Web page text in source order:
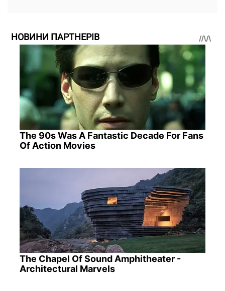
НОВИНИ ПАРТНЕРІВ
The 90s Was A Fantastic Decade For Fans
Of Action Movies
The Chapel Of Sound Amphitheater -
Architectural Marvels